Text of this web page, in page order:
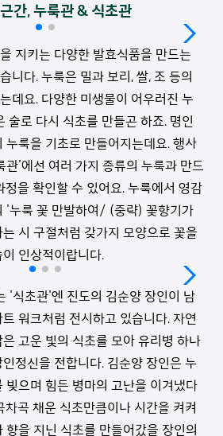
간, 누룩관 & 식초관
지키는 다양한 발효식품을 만드는
니다. 누룩은 밀과 보리, 쌀, 조 등의
데요. 다양한 미생물이 어우러진 누
술로 다시 식초를 만들곤 하죠. 명인
누룩을 기초로 만들어지는데요. 행사
관'에선 여러 가지 종류의 누룩과 만드
정을 확인할 수 있어요. 누룩에서 영감
'누룩 꽃 만발하여/ (중략) 꽃향기가
시 구절처럼 갖가지 모양으로 꽃을
인상적이랍니다.
'식초관'엔 진도의 김순양 장인이 남
워크처럼 전시하고 있습니다. 자연
고운 빛의 식초를 모아 유리병 하나
정신을 전합니다. 김순양 장인은 누
빚으며 힘든 병마의 고난을 이겨냈다
차곡 채운 식초만큼이나 시간을 켜켜
향을 지닌 식초를 만들어갔을 장인의